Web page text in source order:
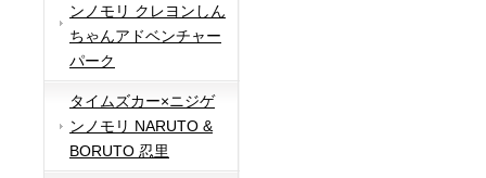
ンノモリ クレヨンしん
ちゃんアドベンチャー
パーク
タイムズカー×ニジゲ
ンノモリ NARUTO &
BORUTO 忍里